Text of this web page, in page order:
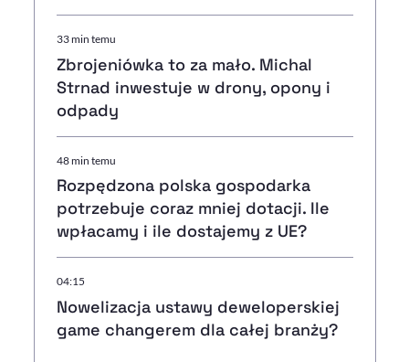
33 min temu
Zbrojeniówka to za mało. Michal
Strnad inwestuje w drony, opony i
odpady
48 min temu
Rozpędzona polska gospodarka
potrzebuje coraz mniej dotacji. Ile
wpłacamy i ile dostajemy z UE?
04:15
Nowelizacja ustawy deweloperskiej
game changerem dla całej branży?